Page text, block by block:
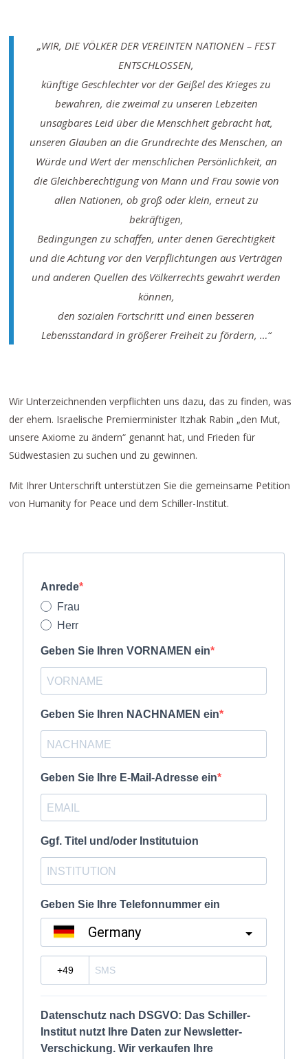
„WIR, DIE VÖLKER DER VEREINTEN NATIONEN – FEST
ENTSCHLOSSEN,
künftige Geschlechter vor der Geißel des Krieges zu
bewahren, die zweimal zu unseren Lebzeiten
unsagbares Leid über die Menschheit gebracht hat,
unseren Glauben an die Grundrechte des Menschen, an
Würde und Wert der menschlichen Persönlichkeit, an
die Gleichberechtigung von Mann und Frau sowie von
allen Nationen, ob groß oder klein, erneut zu
bekräftigen,
Bedingungen zu schaffen, unter denen Gerechtigkeit
und die Achtung vor den Verpflichtungen aus Verträgen
und anderen Quellen des Völkerrechts gewahrt werden
können,
den sozialen Fortschritt und einen besseren
Lebensstandard in größerer Freiheit zu fördern, …“
Wir Unterzeichnenden verpflichten uns dazu, das zu finden, was
der ehem. Israelische Premierminister Itzhak Rabin „den Mut,
unsere Axiome zu ändern“ genannt hat, und Frieden für
Südwestasien zu suchen und zu gewinnen.
Mit Ihrer Unterschrift unterstützen Sie die gemeinsame Petition
von Humanity for Peace und dem Schiller-Institut.